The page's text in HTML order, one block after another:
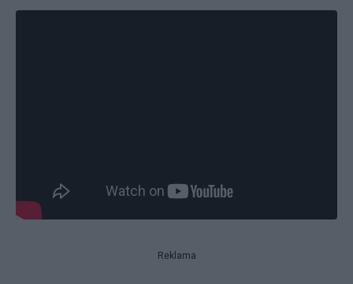
Reklama